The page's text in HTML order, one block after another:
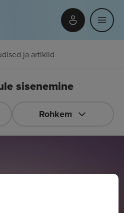
ja artiklid
sisenemine
Rohkem